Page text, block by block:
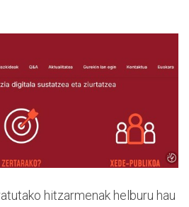
hitzarmenak helburu hau